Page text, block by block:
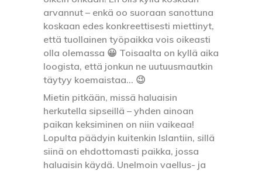
arvannut – enkä oo suoraan sanottuna
koskaan edes konkreettisesti miettinyt,
että tuollainen työpaikka vois oikeasti
olla olemassa 😀 Toisaalta on kyllä aika
loogista, että jonkun ne uutuusmautkin
täytyy koemaistaa… 😉
Mietin pitkään, missä haluaisin
herkutella sipseillä – yhden ainoan
paikan keksiminen on niin vaikeaa!
Lopulta päädyin kuitenkin Islantiin, sillä
siinä on ehdottomasti paikka, jossa
haluaisin käydä. Unelmoin vaellus- ja